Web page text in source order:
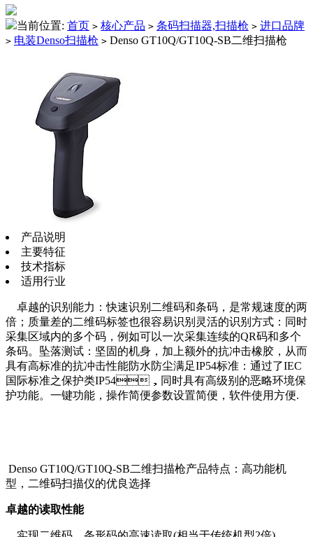
当前位置: 首页 > 核心产品 > 条码扫描器,扫描枪 > 进口品牌
> 电装Denso扫描枪 > Denso GT10Q/GT10Q-SB二维扫描枪
产品说明
主要特征
技术指标
适用行业
卓越的识别能力：快速识别二维码和条码，是常规速度的两
倍；质量差的二维码标签也很容易识别灵活的识别方式：同时
采集区域内的多个码，例如可以一次采集连续的QR码和多个
条码。坠落测试：坚固的机身，加上额外的抗冲击橡胶，从而
具有高标准的抗冲击性能防水防尘满足IP54标准：通过了IEC
国际标准之保护类IP54，同时具有高级别的恶略环境保
护功能。一键功能，操作简便参数设置简便，软件使用方便.
Denso GT10Q/GT10Q-SB二维扫描枪产品特点：高功能机
型，二维码扫描仪的优良选择
卓越的读取性能